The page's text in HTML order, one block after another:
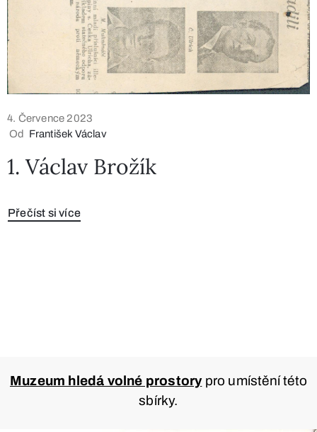
4. Července 2023
Od
František Václav
1. Václav Brožík
Přečíst si více
Muzeum hledá volné prostorypro umístění této
sbírky.